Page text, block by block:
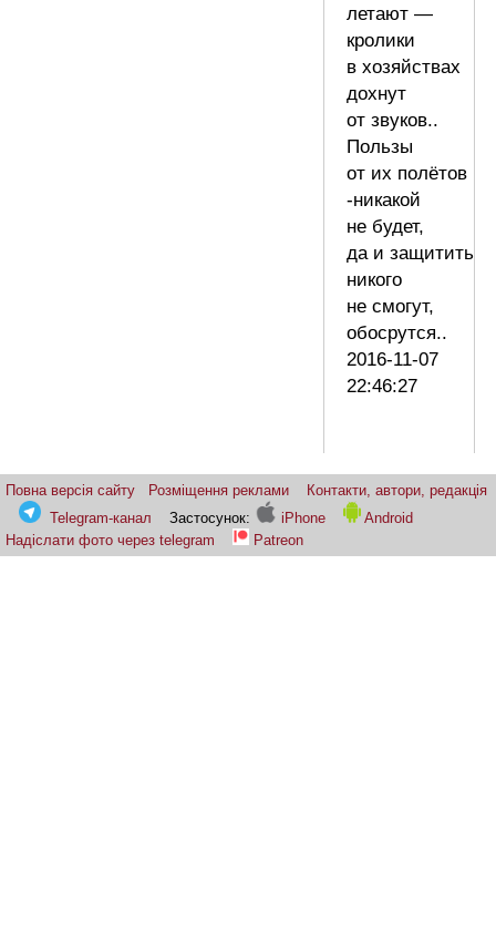
летают —
кролики
в хозяйствах
дохнут
от звуков..
Пользы
от их полётов
-никакой
не будет,
да и защитить
никого
не смогут,
обосрутся..
2016-11-07
22:46:27
Повна версія сайту Розміщення реклами
Контакти, автори, редакція
Telegram-канал
Застосунок: iPhone
Android
Надіслати фото через telegram
Patreon